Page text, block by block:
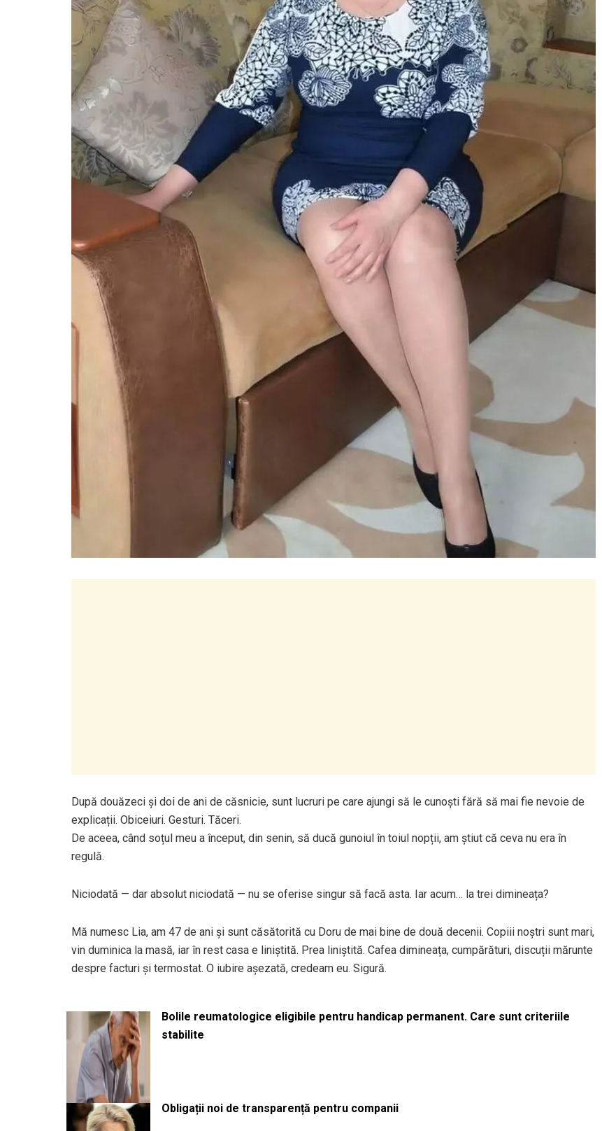
După douăzeci și doi de ani de căsnicie, sunt lucruri pe care ajungi să le cunoști fără să mai fie nevoie de
explicații. Obiceiuri. Gesturi. Tăceri.
De aceea, când soțul meu a început, din senin, să ducă gunoiul în toiul nopții, am știut că ceva nu era în
regulă.
Niciodată — dar absolut niciodată — nu se oferise singur să facă asta. Iar acum… la trei dimineața?
Mă numesc Lia, am 47 de ani și sunt căsătorită cu Doru de mai bine de două decenii. Copiii noștri sunt mari,
vin duminica la masă, iar în rest casa e liniștită. Prea liniștită. Cafea dimineața, cumpărături, discuții mărunte
despre facturi și termostat. O iubire așezată, credeam eu. Sigură.
Bolile reumatologice eligibile pentru handicap permanent. Care sunt criteriile
stabilite
Obligații noi de transparență pentru companii